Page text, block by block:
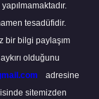
tesadüfidir.
bir bilgi paylaşım
olduğunu
adresine
sitemizden